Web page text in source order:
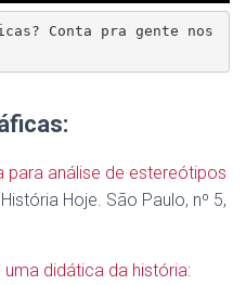
Conta pra gente nos
para análise de estereótipos
Hoje. São Paulo, nº 5,
didática da história: